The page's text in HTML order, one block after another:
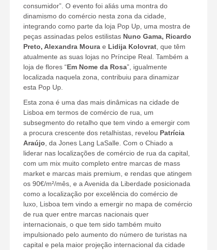
consumidor”. O evento foi aliás uma montra do
dinamismo do comércio nesta zona da cidade,
integrando como parte da loja Pop Up, uma mostra de
peças assinadas pelos estilistas Nuno Gama, Ricardo
Preto, Alexandra Moura e Lidija Kolovrat , que têm
atualmente as suas lojas no Príncipe Real. Também a
loja de flores “Em Nome da Rosa”, igualmente
localizada naquela zona, contribuiu para dinamizar
esta Pop Up.
Esta zona é uma das mais dinâmicas na cidade de
Lisboa em termos de comércio de rua, um
subsegmento do retalho que tem vindo a emergir com
a procura crescente dos retalhistas, revelou Patrícia
Araújo , da Jones Lang LaSalle. Com o Chiado a
liderar nas localizações de comércio de rua da capital,
com um mix muito completo entre marcas de mass
market e marcas mais premium, e rendas que atingem
os 90€/m²/mês, e a Avenida da Liberdade posicionada
como a localização por excelência do comércio de
luxo, Lisboa tem vindo a emergir no mapa de comércio
de rua quer entre marcas nacionais quer
internacionais, o que tem sido também muito
impulsionado pelo aumento do número de turistas na
capital e pela maior projeção internacional da cidade